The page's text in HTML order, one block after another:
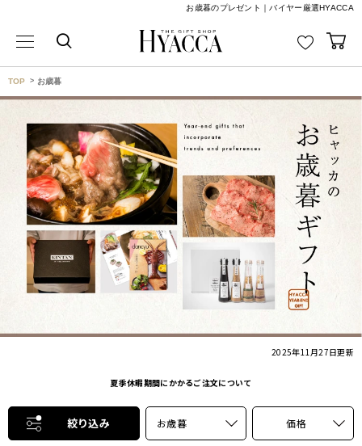
お歳暮のプレゼント｜バイヤー厳選HYACCA
TOP お歳暮
2025年11月27日更新
夏季休暇期間にかかるご注文について
絞り込み お歳暮 価格